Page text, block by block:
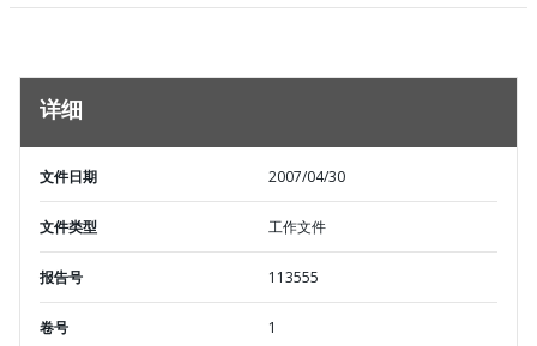
详细
文件日期 2007/04/30
文件类型 工作文件
报告号 113555
卷号 1